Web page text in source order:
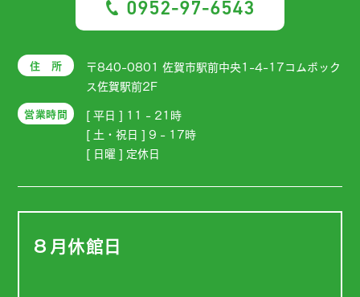
0952-97-6543
住 所
〒840-0801 佐賀市駅前中央1-4-17コムボック
ス佐賀駅前2F
営業時間
[ 平日 ] 11 - 21時
[ 土・祝日 ] 9 - 17時
[ 日曜 ] 定休日
８月休館日